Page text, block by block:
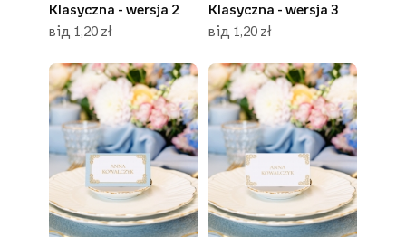
Klasyczna - wersja 2
від 1,20 zł
Klasyczna - wersja 3
від 1,20 zł